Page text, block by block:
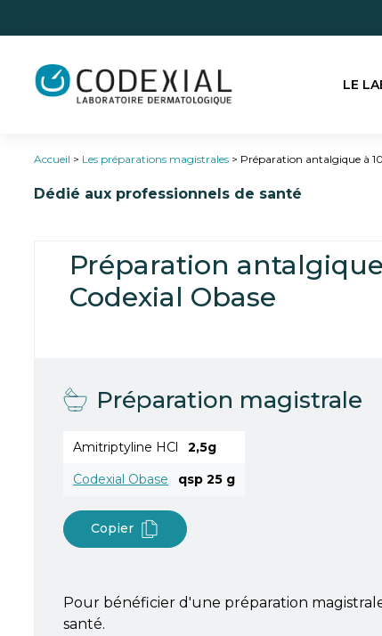
LE
Accueil > Les préparations magistrales > Préparation antalgique à
Dédié aux professionnels de santé
Préparation
Codexial Obase
Préparation magistrale
Amitriptyline HCl 2,5g
Codexial Obase qsp 25 g
Copier
Pour bénéficier d'une préparation
santé.